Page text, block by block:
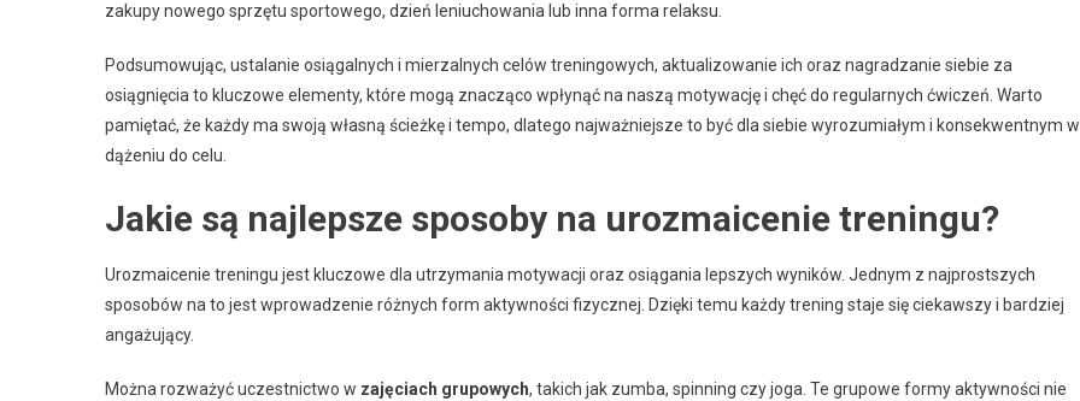
zakupy nowego sprzętu sportowego, dzień leniuchowania lub inna forma relaksu.
Podsumowując, ustalanie osiągalnych i mierzalnych celów treningowych, aktualizowanie ich oraz nagradzanie siebie za
osiągnięcia to kluczowe elementy, które mogą znacząco wpłynąć na naszą motywację i chęć do regularnych ćwiczeń. Warto
pamiętać, że każdy ma swoją własną ścieżkę i tempo, dlatego najważniejsze to być dla siebie wyrozumiałym i konsekwentnym w
dążeniu do celu.
Jakie są najlepsze sposoby na urozmaicenie treningu?
Urozmaicenie treningu jest kluczowe dla utrzymania motywacji oraz osiągania lepszych wyników. Jednym z najprostszych
sposobów na to jest wprowadzenie różnych form aktywności fizycznej. Dzięki temu każdy trening staje się ciekawszy i bardziej
angażujący.
Można rozważyć uczestnictwo w zajęciach grupowych, takich jak zumba, spinning czy joga. Te grupowe formy aktywności nie